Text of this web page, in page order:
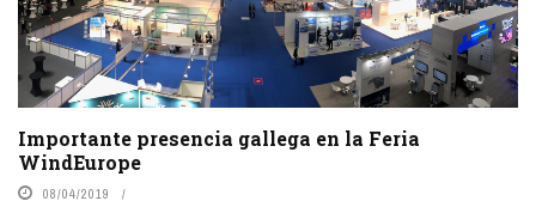
Importante presencia gallega en la Feria
WindEurope
08/04/2019